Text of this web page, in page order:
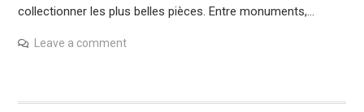
collectionner les plus belles pièces. Entre monuments,…
Leave a comment